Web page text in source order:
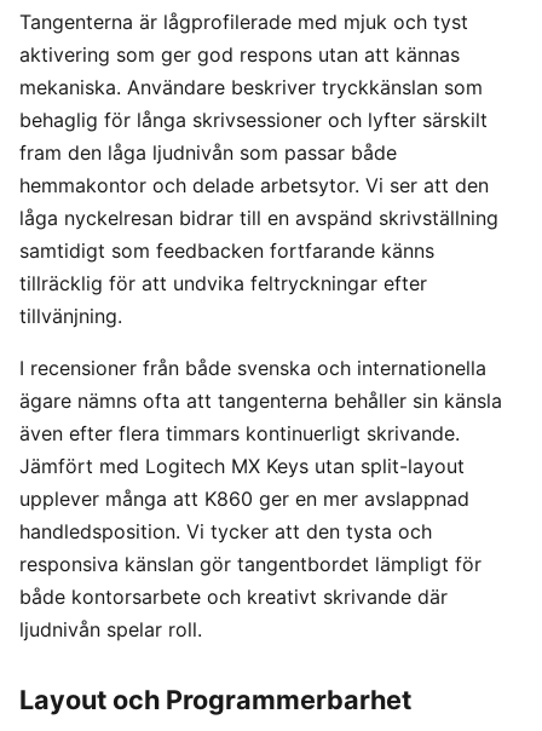
Tangenterna är lågprofilerade med mjuk och tyst
aktivering som ger god respons utan att kännas
mekaniska. Användare beskriver tryckkänslan som
behaglig för långa skrivsessioner och lyfter särskilt
fram den låga ljudnivån som passar både
hemmakontor och delade arbetsytor. Vi ser att den
låga nyckelresan bidrar till en avspänd skrivställning
samtidigt som feedbacken fortfarande känns
tillräcklig för att undvika feltryckningar efter
tillvänjning.
I recensioner från både svenska och internationella
ägare nämns ofta att tangenterna behåller sin känsla
även efter flera timmars kontinuerligt skrivande.
Jämfört med Logitech MX Keys utan split-layout
upplever många att K860 ger en mer avslappnad
handledsposition. Vi tycker att den tysta och
responsiva känslan gör tangentbordet lämpligt för
både kontorsarbete och kreativt skrivande där
ljudnivån spelar roll.
Layout och Programmerbarhet